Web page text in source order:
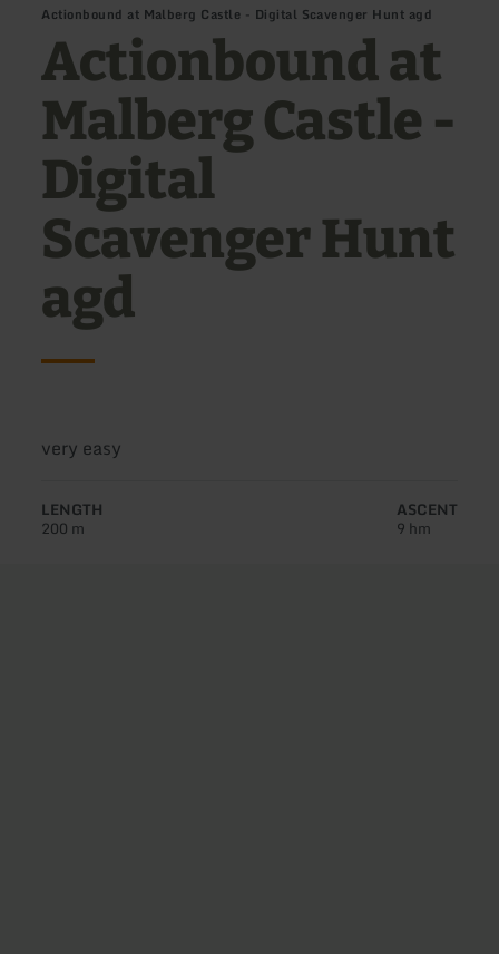
Actionbound at Malberg Castle - Digital Scavenger Hunt agd
Actionbound at
Malberg Castle -
Digital
Scavenger Hunt
agd
Difficulty:
very easy
LENGTH
200 m
ASCENT
9 hm